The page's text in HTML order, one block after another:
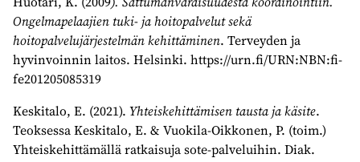
Ongelmapelaajien tuki- ja hoitopalvelut sekä
hoitopalvelujärjestelmän kehittäminen. Terveyden ja
hyvinvoinnin laitos. Helsinki. https://urn.fi/URN:NBN:fi-
fe201205085319
Keskitalo, E. (2021). Yhteiskehittämisen tausta ja käsite.
Teoksessa Keskitalo, E. & Vuokila-Oikkonen, P. (toim.)
Yhteiskehittämällä ratkaisuja sote-palveluihin. Diak.